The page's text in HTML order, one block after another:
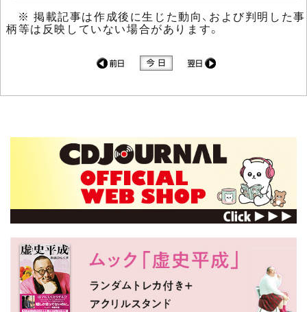
※ 掲載記事は作成後に生じた動向、および判明した事
柄等は反映していない場合があります。